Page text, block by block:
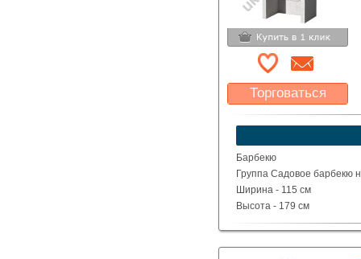
Торговаться
Какая цена Вас
устроит?
Указать цену
Барбекю
Группа Садовое барбекю
Ширина - 115 см
Высота - 179 см
Глубина - 69 см